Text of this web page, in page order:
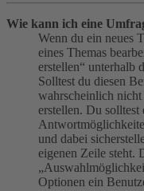
Wie kann ich eine
Wenn du ein neues
eines Themas
erstellen“ unterhalb
Solltest du diesen
wahrscheinlich
erstellen. Du solltest
und dabei
eigenen Zeile steht.
Optionen ein